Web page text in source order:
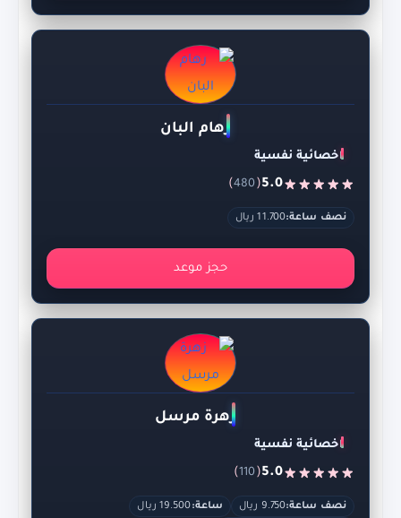
رهام البان
اخصائية نفسية
5.0
(
480
)
نصف ساعة:11.700 ريال
حجز موعد
زهرة مرسل
اخصائية نفسية
5.0
(
110
)
نصف ساعة:9.750 ريال ساعة:19.500 ريال